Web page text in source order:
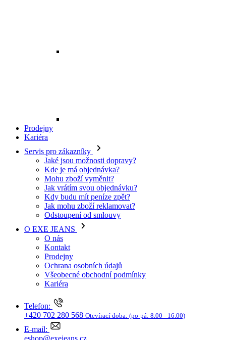
Mohu zboží vyměnit?
Jak vrátím svou objednávku?
Kdy budu mít peníze zpět?
Jak mohu zboží reklamovat?
Odstoupení od smlouvy
O EXE JEANS
O nás
Kontakt
Prodejny
Ochrana osobních údajů
Všeobecné obchodní podmínky
Kariéra
Telefon:
+420 702 280 568
E-mail:
eshop@exejeans.cz
Pro muže